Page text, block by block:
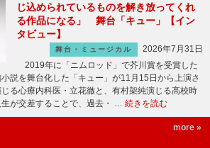
じ込められているものを解き放ってくれ
る作品になる」 舞台「キュー」【イン
タビュー】
舞台・ミュージカル
2026年7月31日
2019年に「ニムロッド」で芥川賞を受賞した
説を舞台化した「キュー」が11月15日から上演さ
る心療内科医・立花徹と、有村架純演じる高校時
が交差することで、過去・ … 続きを読む
more »